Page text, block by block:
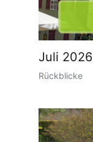
Juli
Rückblicke